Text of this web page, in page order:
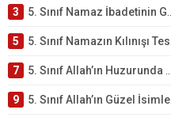
3 5. Sınıf Namaz İbadetinin Getirdiği Faydalar Testi
5 5. Sınıf Namazın Kılınışı Testi – Online Çöz
7 5. Sınıf Allah’ın Huzurunda Olmak – Namaz İbadeti Testi
9 5. Sınıf Allah’ın Güzel İsimleri Testi – Online Çöz